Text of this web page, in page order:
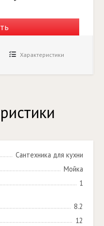
Характеристики
Сантехника для кухни
Мойка
1
8.2
12